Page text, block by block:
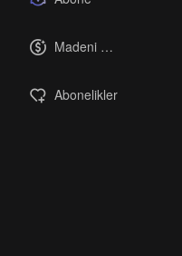
Madeni
Abonelikler